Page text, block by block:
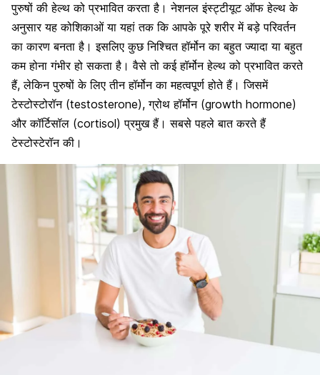
पुरुषों की हेल्थ को प्रभावित करता है।नेशनल इंस्ट्टीयूट ऑफ हेल्थ के
अनुसार यह कोशिकाओं या यहां तक कि आपके पूरे शरीर में बड़े परिवर्तन
का कारण बनता है। इसलिए कुछ निश्चित हॉर्मोन का बहुत ज्यादा या बहुत
कम होना गंभीर हो सकता है। वैसे तो कई हॉर्मोन हेल्थ को प्रभावित करते
हैं, लेकिन पुरुषों के लिए तीन हॉर्मोन का महत्वपूर्ण होते हैं। जिसमें
टेस्टोस्टोरॉन (testosterone), ग्रोथ हॉर्मोन (growth hormone)
और कॉर्टिसॉल (cortisol) प्रमुख हैं। सबसे पहले बात करते हैं
टेस्टोस्टेरॉन की।